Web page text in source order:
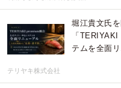
堀江貴文氏
「
テムを全面
テリヤキ株式会社